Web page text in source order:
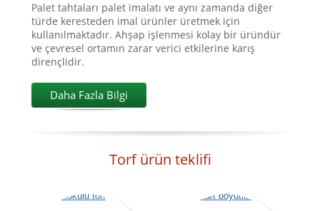
Palet tahtaları palet imalatı ve aynı zamanda diğer
türde keresteden imal ürünler üretmek için
kullanılmaktadır. Ahşap işlenmesi kolay bir üründür
ve çevresel ortamın zarar verici etkilerine karış
dirençlidir.
Daha Fazla Bilgi
Torf ürün teklifi